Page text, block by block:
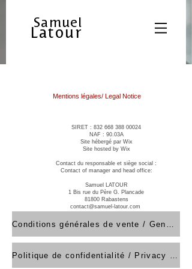
Samuel
Latour
Mentions légales/ Legal Notice
SIRET : 832 668 388 00024
NAF : 90.03A
Site hébergé par Wix
Site hosted by Wix
Contact du responsable et siège social :
Contact of manager and head office:
Samuel LATOUR
1 Bis rue du Père G. Plancade
81800 Rabastens
contact@samuel-latour.com